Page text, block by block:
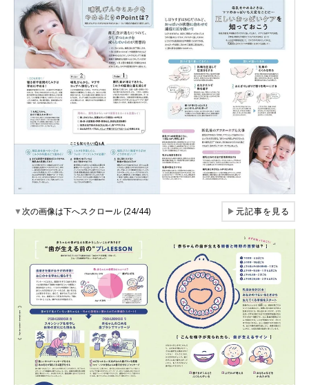
▼次の画像は下へスクロール (24/44) ▶元記事を見る